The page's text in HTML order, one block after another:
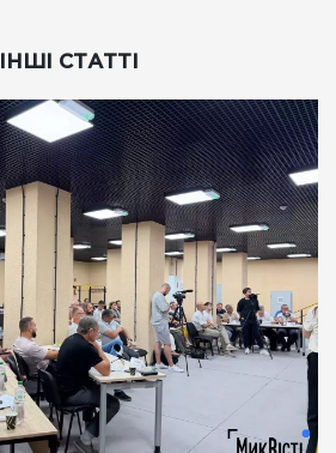
ІНШІ СТАТТІ